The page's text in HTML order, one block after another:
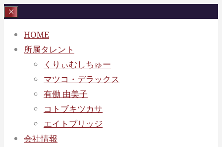
Skip
Content
HOME
所属タレント
くりぃむしちゅー
マツコ・デラックス
有働 由美子
コトブキツカサ
エイトブリッジ
会社情報